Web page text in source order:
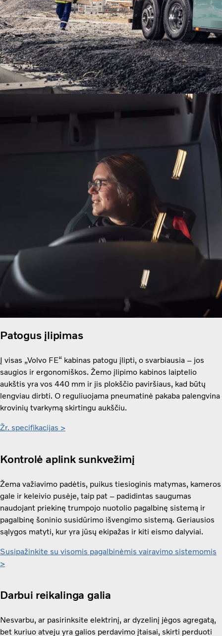
Patogus įlipimas
Į visas „Volvo FE“ kabinas patogu įlipti, o svarbiausia – jos
saugios ir ergonomiškos. Žemo įlipimo kabinos laiptelio
aukštis yra vos 440 mm ir jis plokščio paviršiaus, kad būtų
lengviau dirbti. O reguliuojama pneumatinė pakaba palengvina
krovinių tvarkymą skirtingu aukščiu.
Žr. specifikacijas >
Kontrolė aplink sunkvežimį
Žema važiavimo padėtis, puikus tiesioginis matymas, kameros
gale ir keleivio pusėje, taip pat – padidintas saugumas
naudojant priekinę trumpojo nuotolio pagalbinę sistemą ir
pagalbinę šoninio susidūrimo išvengimo sistemą. Geriausios
sąlygos matyti, kur yra jūsų ekipažas ir kiti eismo dalyviai.
Susipažinkite su visomis pagalbinėmis vairavimo sistemomis
>
Darbui reikalinga galia
Nesvarbu, ar pasirinksite elektrinį, ar dyzelinį jėgos agregatą,
bet kuriuo atveju yra galios perdavimo įtaisai, skirti perduoti